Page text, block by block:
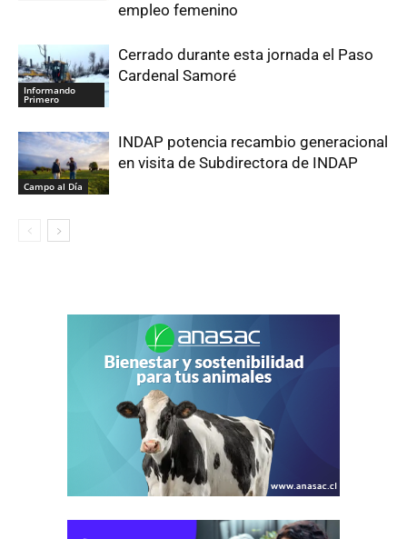
empleo femenino
Informando
Primero
Cerrado durante esta jornada el Paso
Cardenal Samoré
Campo al Día
INDAP potencia recambio generacional
en visita de Subdirectora de INDAP